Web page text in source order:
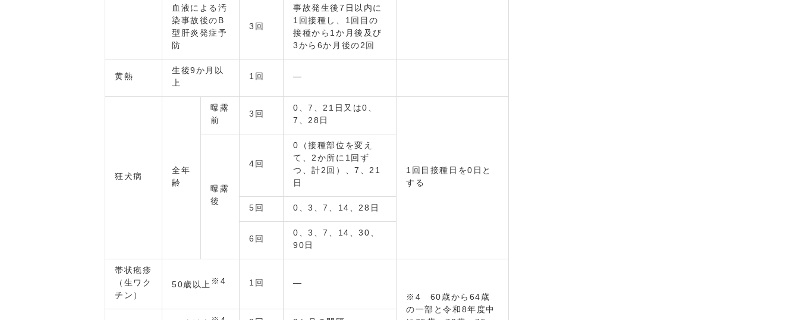
血液による汚
染事故後のB
型肝炎発症予
防
3回
事故発生後7日以内に
1回接種し、1回目の
接種から1か月後及び
3から6か月後の2回
黄熱
生後9か月以
上
1回 ―
狂犬病
全年
齢
曝露
前
3回
0、7、21日又は0、
7、28日
1回目接種日を0日と
する
曝露
後
4回
0（接種部位を変え
て、2か所に1回ず
つ、計2回）、7、21
日
5回 0、3、7、14、28日
6回
0、3、7、14、30、
90日
帯状疱疹
（生ワク
チン）
50歳以上 ※4 1回
―
※4 60歳から64歳
の一部と令和8年度中